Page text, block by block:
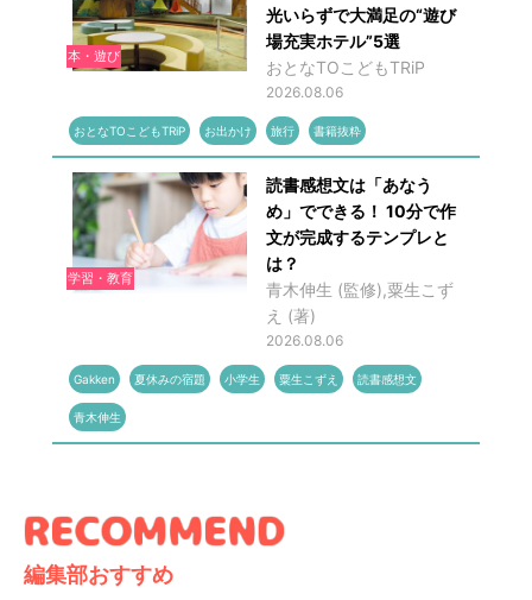
本・遊び
光いらずで大満足の“遊び
場充実ホテル”5選
おとなTOこどもTRiP
2026.08.06
おとなTOこどもTRiP お出かけ 旅行 書籍抜粋
学習・教育
読書感想文は「あなう
め」でできる！ 10分で作
文が完成するテンプレと
は？
青木伸生 (監修),粟生こず
え (著)
2026.08.06
Gakken 夏休みの宿題 小学生 粟生こずえ 読書感想文
青木伸生
編集部おすすめ